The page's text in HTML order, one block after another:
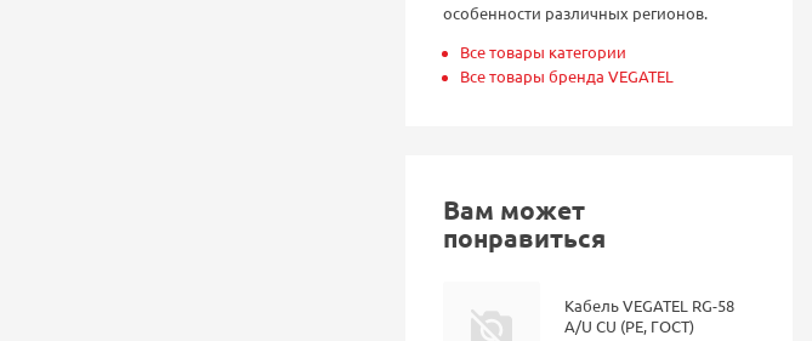
особенности различных регионов.
Все товары категории
Все товары бренда VEGATEL
Вам может
понравиться
Кабель VEGATEL RG-58
A/U CU (PE, ГОСТ)